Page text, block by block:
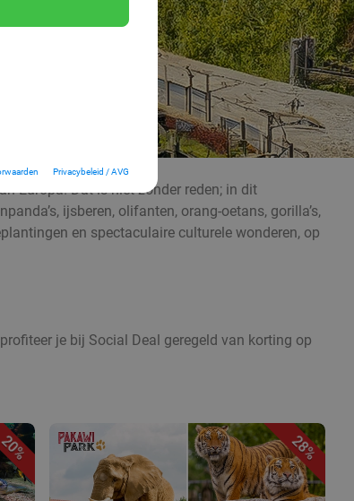
Privacybeleid / AVG
Europa! Dat is niet zonder reden; in dit
ijsberen, olifanten, orang-oetans, gorilla’s,
en spectaculaire culturele wonderen, op
je bij Social Deal geregeld van korting op
28%